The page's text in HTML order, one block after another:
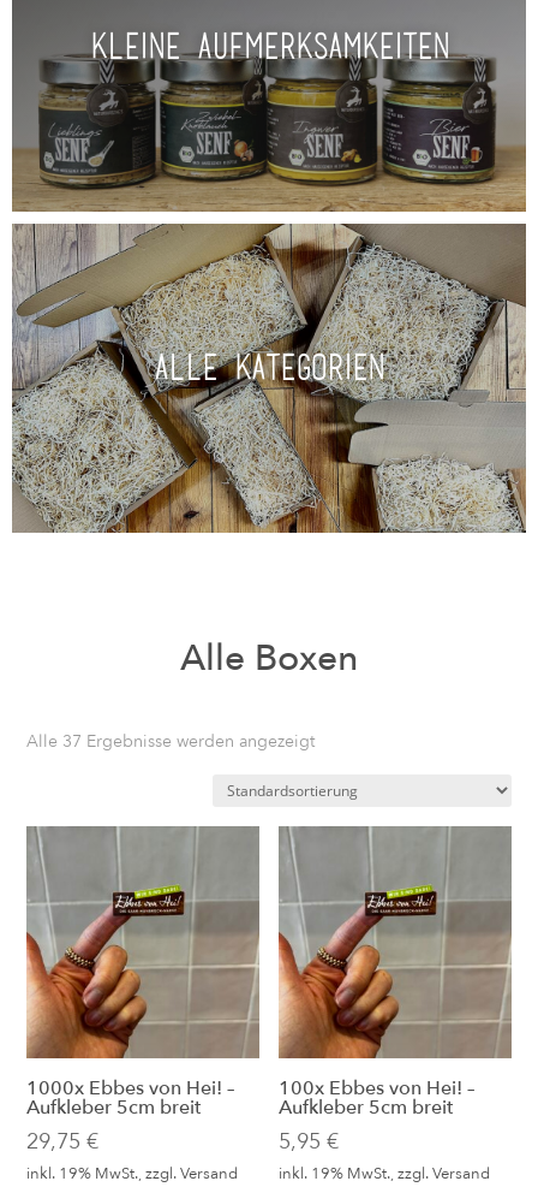
Kleine Aufmerksamkeiten
Alle Kategorien
Alle Boxen
Alle 37 Ergebnisse werden angezeigt
1000x Ebbes von Hei! –
Aufkleber 5cm breit
29,75€
inkl. 19% MwSt., zzgl.Versand
100x Ebbes von Hei! –
Aufkleber 5cm breit
5,95€
inkl. 19% MwSt., zzgl.Versand